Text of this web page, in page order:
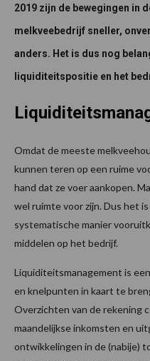
2019 zijn de bewegingen in
melkveebedrijf sneller,
anders. Het is dus nog
liquiditeitspositie en het
Omdat de meeste
kunnen teren op een ruime
hand dat ze voer aankopen.
wel ruimte voor zijn. Dus het
systematische manier
middelen op het bedrijf.
Liquiditeitsmanagement is
en knelpunten in kaart te
Overzichten van de rekening
maandelijkse inkomsten en
ontwikkelingen in de (nabije)